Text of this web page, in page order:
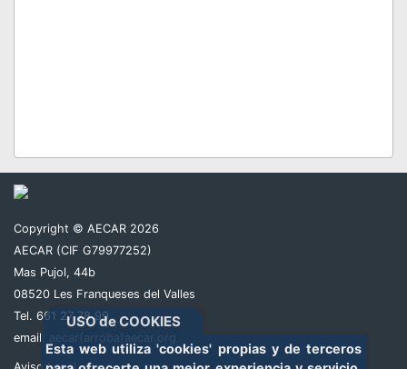
USO de COOKIES
Esta web utiliza 'cookies' propias y de terceros
Copyright © AECAR 2026
AECAR (CIF G79977252)
Mas Pujol, 44b
08520 Les Franqueses del Valles
Tel. 661 27 78 99
email:
aecar(arroba)aecar.org